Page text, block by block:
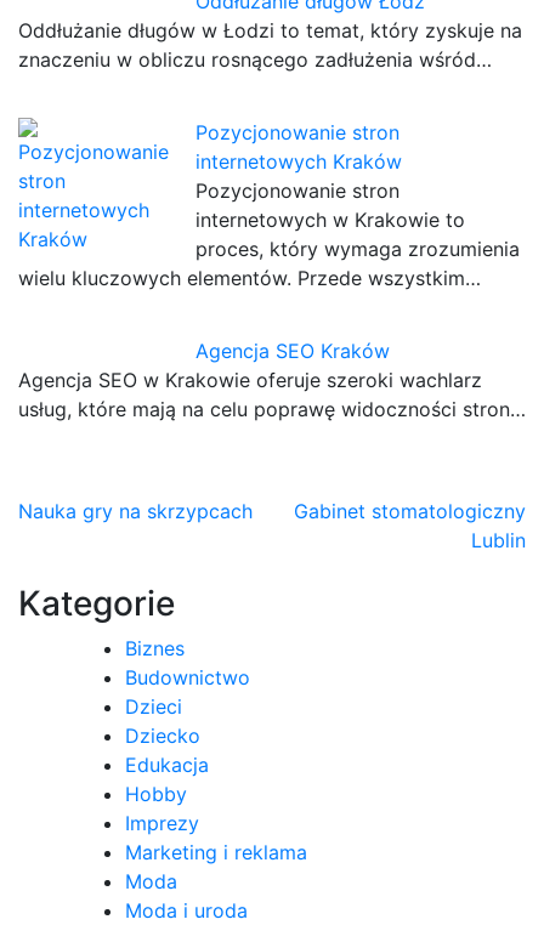
Oddłużanie długów w Łodzi to temat, który zyskuje na
znaczeniu w obliczu rosnącego zadłużenia wśród…
Pozycjonowanie stron
internetowych Kraków
Pozycjonowanie stron
internetowych w Krakowie to
proces, który wymaga zrozumienia
wielu kluczowych elementów. Przede wszystkim…
Agencja SEO Kraków
Agencja SEO w Krakowie oferuje szeroki wachlarz
usług, które mają na celu poprawę widoczności stron…
Nawigacja
Nauka gry na skrzypcach
Gabinet stomatologiczny
Lublin
Kategorie
Biznes
Budownictwo
Dzieci
Dziecko
Edukacja
Hobby
Imprezy
Marketing i reklama
Moda
Moda i uroda